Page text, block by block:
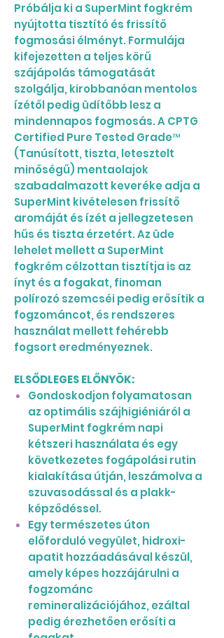
Próbálja ki a SuperMint fogkrém
nyújtotta tisztító és frissítő
fogmosási élményt. Formulája
kifejezetten a teljes körű
szájápolás támogatását
szolgálja, kirobbanóan mentolos
ízétől pedig üdítőbb lesz a
mindennapos fogmosás. A CPTG
Certified Pure Tested Grade™
(Tanúsított, tiszta, letesztelt
minőségű) mentaolajok
szabadalmazott keveréke adja a
SuperMint kivételesen frissítő
aromáját és ízét a jellegzetesen
hűs és tiszta érzetért. Az üde
lehelet mellett a SuperMint
fogkrém célzottan tisztítja is az
ínyt és a fogakat, finoman
polírozó szemcséi pedig erősítik a
fogzománcot, és rendszeres
használat mellett fehérebb
fogsort eredményeznek.
ELSŐDLEGES ELŐNYÖK:
Gondoskodjon folyamatosan
az optimális szájhigiéniáról a
SuperMint fogkrém napi
kétszeri használata és egy
következetes fogápolási rutin
kialakítása útján, leszámolva a
szuvasodással és a plakk-
képződéssel.
Egy természetes úton
előforduló vegyület, hidroxi-
apatit hozzáadásával készül,
amely képes hozzájárulni a
fogzománc
remineralizációjához, ezáltal
pedig érezhetően erősíti a